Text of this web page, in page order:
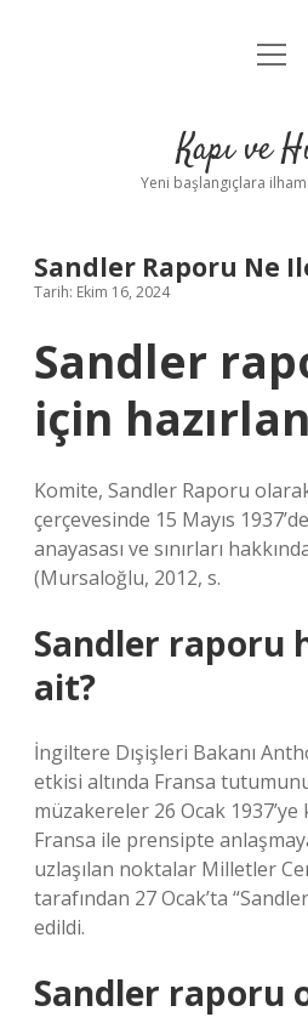
Anasayfa
Yasal
Kapı ve
Yeni başlangıçlara
Sandler Raporu Ne
Tarih: Ekim 16, 2024
Sandler
için
Komite, Sandler Raporu
çerçevesinde 15 Mayıs
anayasası ve sınırları
(Mursaloğlu, 2012, s.
Sandler raporu
ait?
İngiltere Dışişleri Bakanı
etkisi altında Fransa
müzakereler 26 Ocak
Fransa ile prensipte
uzlaşılan noktalar Milletler
tarafından 27 Ocak’ta
edildi.
Sandler raporu